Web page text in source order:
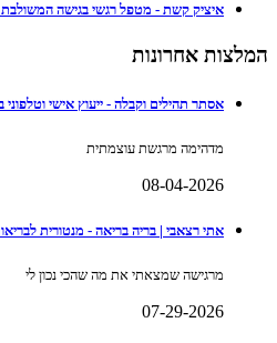
איציק קשת - מטפל רגשי בגישה המשולבת NLP ו CBT בחיפה
המלצות אחרונות
אסתר תהילים וקבלה - ייעוץ אישי וטלפוני
מדהימה מרגשת עוצמתית
08-04-2026
אתי רצאבי | בריה בריאה - מנטורית
מרגישה שמצאתי את מה שהכי נכון לי
07-29-2026